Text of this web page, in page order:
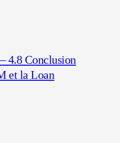
4.8 Conclusion
et la Loan